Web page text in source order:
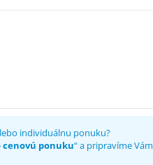
individuálnu ponuku?
cenovú ponuku“ a pripravíme Vám